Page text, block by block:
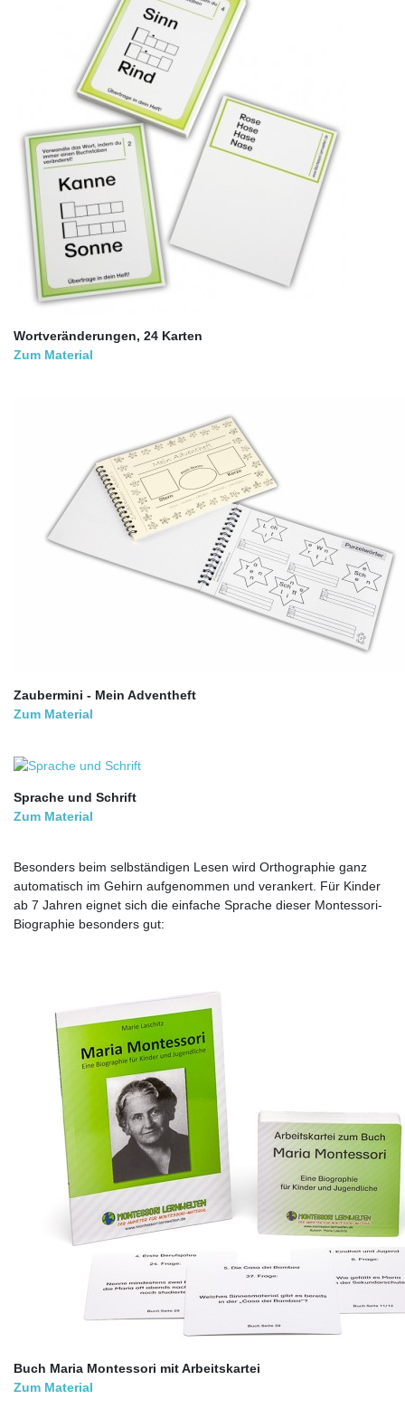
Wortveränderungen, 24 Karten
Zum Material
Zaubermini - Mein Adventheft
Zum Material
Sprache und Schrift
Zum Material
Besonders beim selbständigen Lesen wird Orthographie ganz
automatisch im Gehirn aufgenommen und verankert. Für Kinder
ab 7 Jahren eignet sich die einfache Sprache dieser Montessori-
Biographie besonders gut:
Buch Maria Montessori mit Arbeitskartei
Zum Material